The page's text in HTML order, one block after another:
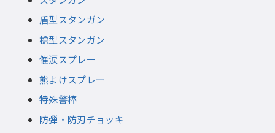
盾型スタンガン
槍型スタンガン
催涙スプレー
熊よけスプレー
特殊警棒
防弾・防刃チョッキ